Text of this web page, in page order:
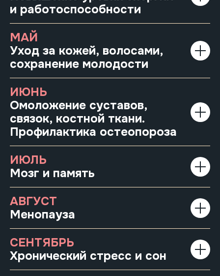
и работоспособности
МАЙ
Уход за кожей, волосами,
сохранение молодости
ИЮНЬ
Омоложение суставов,
связок, костной ткани.
Профилактика остеопороза
ИЮЛЬ
Мозг и память
АВГУСТ
Менопауза
СЕНТЯБРЬ
Хронический стресс и сон